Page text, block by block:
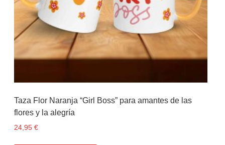
Taza Flor Naranja “Girl Boss” para amantes de las
flores y la alegría
24,95 €